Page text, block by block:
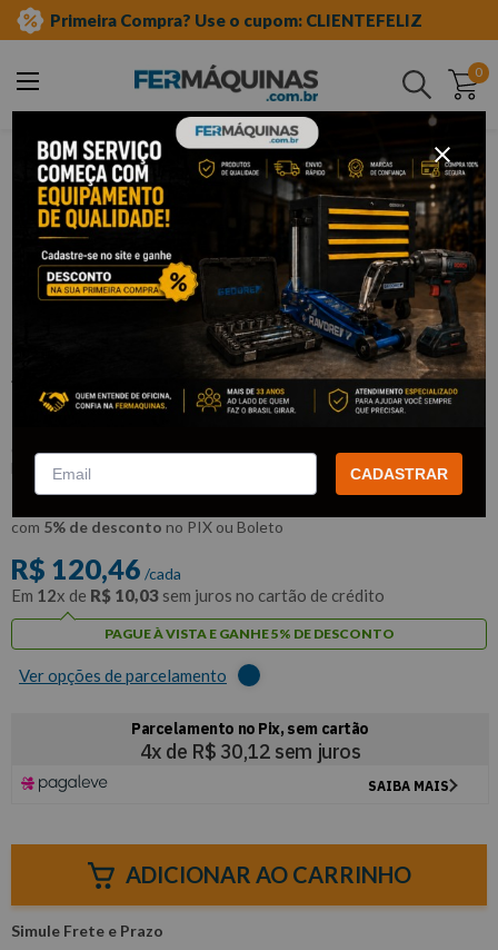
Primeira Compra? Use o cupom: CLIENTEFELIZ
0
Buscar
ferramentas manuais
jogo de chave combinada
Jogo de Chave Combinada 6 - 22 mm
(12 Pçs) - MAYLE
:102405MY
MAYLE
R$114,44
com 5% de desconto no PIX ou Boleto
R$ 120,46 /cada
Em 12x de R$ 10,03 sem juros no cartão de crédito
PAGUE À VISTA E GANHE 5% DE DESCONTO
Ver opções de parcelamento
ADICIONAR AO CARRINHO
CADASTRAR